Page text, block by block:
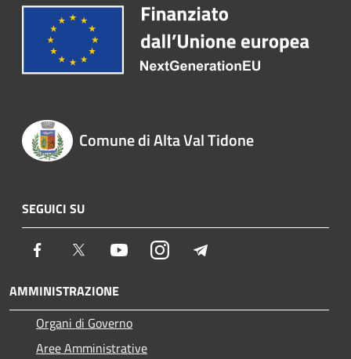
Comune di Alta Val Tidone
SEGUICI SU
Facebook Twitter YoutubeInstagram
AMMINISTRAZIONE
Organi di Governo
Aree Amministrative